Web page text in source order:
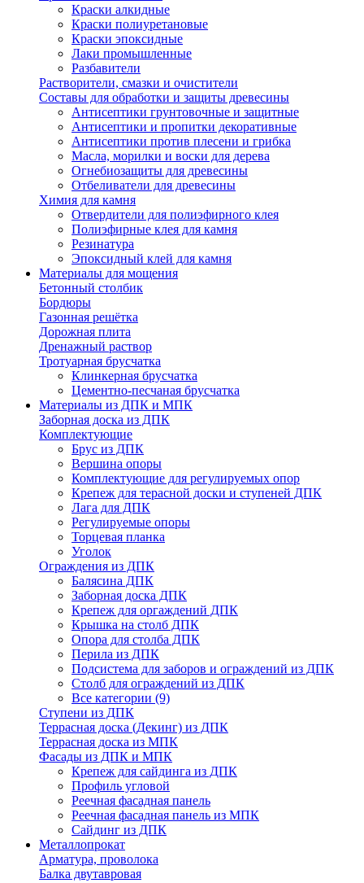
Краски алкидные
Краски полиуретановые
Краски эпоксидные
Лаки промышленные
Разбавители
Растворители, смазки и очистители
Составы для обработки и защиты древесины
Антисептики грунтовочные и защитные
Антисептики и пропитки декоративные
Антисептики против плесени и грибка
Масла, морилки и воски для дерева
Огнебиозащиты для древесины
Отбеливатели для древесины
Химия для камня
Отвердители для полиэфирного клея
Полиэфирные клея для камня
Резинатура
Эпоксидный клей для камня
Материалы для мощения
Бетонный столбик
Бордюры
Газонная решётка
Дорожная плита
Дренажный раствор
Тротуарная брусчатка
Клинкерная брусчатка
Цементно-песчаная брусчатка
Материалы из ДПК и МПК
Заборная доска из ДПК
Комплектующие
Брус из ДПК
Вершина опоры
Комплектующие для регулируемых опор
Крепеж для терасной доски и ступеней ДПК
Лага для ДПК
Регулируемые опоры
Торцевая планка
Уголок
Ограждения из ДПК
Балясина ДПК
Заборная доска ДПК
Крепеж для оргаждений ДПК
Крышка на столб ДПК
Опора для столба ДПК
Перила из ДПК
Подсистема для заборов и ограждений из ДПК
Столб для ограждений из ДПК
Все категории (9)
Ступени из ДПК
Террасная доска (Декинг) из ДПК
Террасная доска из МПК
Фасады из ДПК и МПК
Крепеж для сайдинга из ДПК
Профиль угловой
Реечная фасадная панель
Реечная фасадная панель из МПК
Сайдинг из ДПК
Металлопрокат
Арматура, проволока
Балка двутавровая